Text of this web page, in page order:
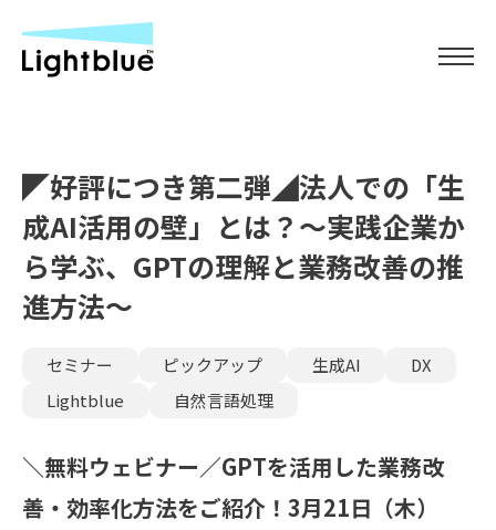
◤好評につき第二弾◢法人での「生
成AI活用の壁」とは？〜実践企業か
ら学ぶ、GPTの理解と業務改善の推
進方法〜
セミナー ピックアップ 生成AI
DX
Lightblue
自然言語処理
＼無料ウェビナー／GPTを活用した業務改
善・効率化方法をご紹介！3月21日（木）